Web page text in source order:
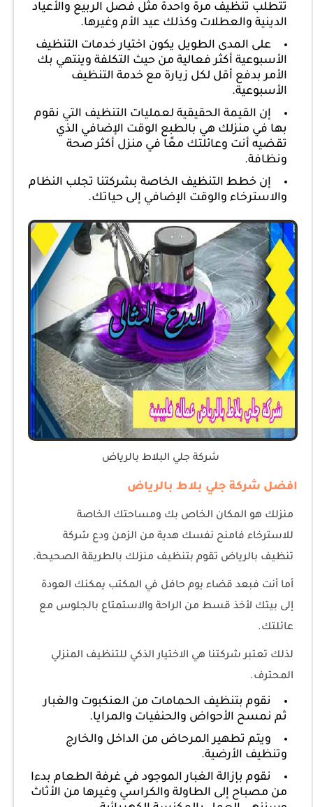
تتطلب تنظيف مرة واحدة مثل فصل الربيع والأعياد
الدينية والعطلات وكذلك عيد الأم وغيرها.
على المدى الطويل يكون اختيار خدمات التنظيف
الأسبوعية أكثر فعالية من حيث التكلفة وينتهي بك
الأمر بدفع أقل لكل زيارة مع خدمة التنظيف
الأسبوعية.
إن القيمة الحقيقية لعمليات التنظيف التي نقوم
بها في منزلك هي بالطبع الوقت الإضافي الذي
تقضيه أنت وعائلتك معًا في منزل أكثر صحة
ونظافة.
إن خطط التنظيف الخاصة بشركتنا تجلب النظام
والاسترخاء والوقت الإضافي إلى حياتك.
شركة جلي البلاط بالرياض
افضل شركة جلي بلاط بالرياض
منزلك هو المكان الخاص بك ومساحتك الخاصة
للاسترخاء فامنح نفسك هدية من الزمن ودع شركة
تنظيف بالرياض تقوم بتنظيف منزلك بالطريقة الصحيحة.
أما أنت فبعد قضاء يوم حافل في المكتب يمكنك العودة
إلى بيتك لأخذ قسط من الراحة والاستمتاع بالجلوس مع
عائلتك.
لذلك تعتبر شركتنا هي الاختيار الذكي للتنظيف المنزلي
المحترف.
نقوم بتنظيف الحمامات من العنكبوت والغبار
ثم نمسح الأحواض والحنفيات والمرايا.
ويتم تطهير المرحاض من الداخل والخارج
وتنظيف الأرضية.
نقوم بإزالة الغبار الموجود في غرفة الطعام بدءا
من مصباح إلى الطاولة والكراسي وغيرها من الأثاث